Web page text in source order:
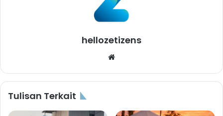
hellozetizens
Tulisan Terkait